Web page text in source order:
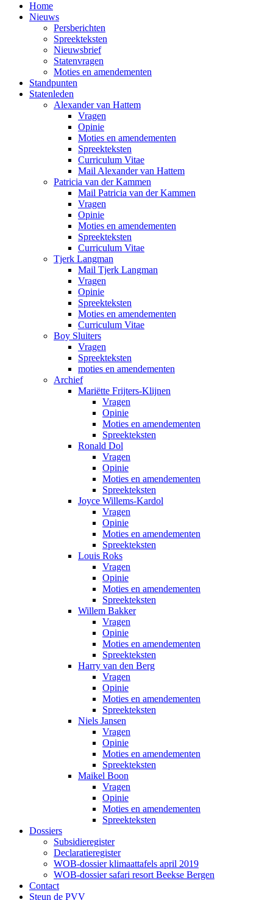
Home
Nieuws
Persberichten
Spreekteksten
Nieuwsbrief
Statenvragen
Moties en amendementen
Standpunten
Statenleden
Alexander van Hattem
Vragen
Opinie
Moties en amendementen
Spreekteksten
Curriculum Vitae
Mail Alexander van Hattem
Patricia van der Kammen
Mail Patricia van der Kammen
Vragen
Opinie
Moties en amendementen
Spreekteksten
Curriculum Vitae
Tjerk Langman
Mail Tjerk Langman
Vragen
Opinie
Spreekteksten
Moties en amendementen
Curriculum Vitae
Boy Sluiters
Vragen
Spreekteksten
moties en amendementen
Archief
Mariëtte Frijters-Klijnen
Vragen
Opinie
Moties en amendementen
Spreekteksten
Ronald Dol
Vragen
Opinie
Moties en amendementen
Spreekteksten
Joyce Willems-Kardol
Vragen
Opinie
Moties en amendementen
Spreekteksten
Louis Roks
Vragen
Opinie
Moties en amendementen
Spreekteksten
Willem Bakker
Vragen
Opinie
Moties en amendementen
Spreekteksten
Harry van den Berg
Vragen
Opinie
Moties en amendementen
Spreekteksten
Niels Jansen
Vragen
Opinie
Moties en amendementen
Spreekteksten
Maikel Boon
Vragen
Opinie
Moties en amendementen
Spreekteksten
Dossiers
Subsidieregister
Declaratieregister
WOB-dossier klimaattafels april 2019
WOB-dossier safari resort Beekse Bergen
Contact
Steun de PVV